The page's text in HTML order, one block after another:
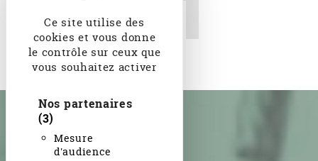
Ce site utilise des
cookies et vous donne
le contrôle sur ceux que
vous souhaitez activer
Nos partenaires
(3)
Mesure
d'audience
Portraits de P. Joseph
d'Anchieta